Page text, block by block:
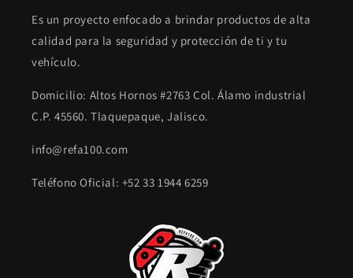
Es un proyecto enfocado a brindar productos de alta
calidad para la seguridad y protección de ti y tu
vehículo.
Domicilio: Altos Hornos #2763 Col. Álamo industrial
C.P. 45560. Tlaquepaque, Jalisco.
info@refa100.com
Teléfono Oficial: +52 33 1944 6259